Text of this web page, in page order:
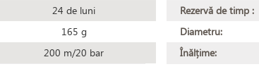
24 de luni
165 g
200 m/20 bar
Rezervă de timp :
Diametru:
Înălțime: